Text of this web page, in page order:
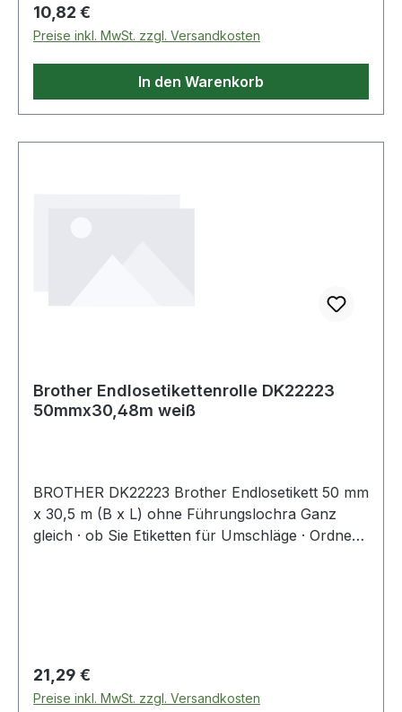
Regulärer Preis:
10,82 €
Preise inkl. MwSt. zzgl. Versandkosten
In den Warenkorb
Brother Endlosetikettenrolle DK22223
50mmx30,48m weiß
BROTHER DK22223 Brother Endlosetikett 50 mm
x 30,5 m (B x L) ohne Führungslochra Ganz
gleich · ob Sie Etiketten für Umschläge · Ordner
Regulärer Preis:
21,29 €
Preise inkl. MwSt. zzgl. Versandkosten